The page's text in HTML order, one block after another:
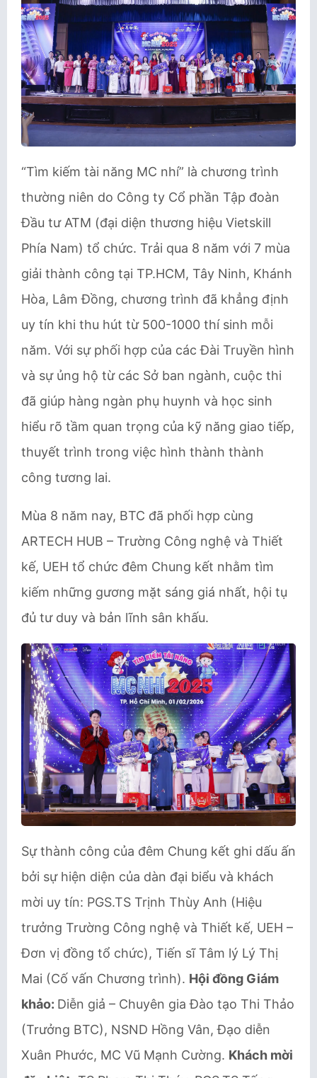
“Tìm kiếm tài năng MC nhí” là chương trình
thường niên do Công ty Cổ phần Tập đoàn
Đầu tư ATM (đại diện thương hiệu Vietskill
Phía Nam) tổ chức. Trải qua 8 năm với 7 mùa
giải thành công tại TP.HCM, Tây Ninh, Khánh
Hòa, Lâm Đồng, chương trình đã khẳng định
uy tín khi thu hút từ 500-1000 thí sinh mỗi
năm. Với sự phối hợp của các Đài Truyền hình
và sự ủng hộ từ các Sở ban ngành, cuộc thi
đã giúp hàng ngàn phụ huynh và học sinh
hiểu rõ tầm quan trọng của kỹ năng giao tiếp,
thuyết trình trong việc hình thành thành
công tương lai.
Mùa 8 năm nay, BTC đã phối hợp cùng
ARTECH HUB – Trường Công nghệ và Thiết
kế, UEH tổ chức đêm Chung kết nhằm tìm
kiếm những gương mặt sáng giá nhất, hội tụ
đủ tư duy và bản lĩnh sân khấu.
Sự thành công của đêm Chung kết ghi dấu ấn
bởi sự hiện diện của dàn đại biểu và khách
mời uy tín: PGS.TS Trịnh Thùy Anh (Hiệu
trưởng Trường Công nghệ và Thiết kế, UEH –
Đơn vị đồng tổ chức), Tiến sĩ Tâm lý Lý Thị
Mai (Cố vấn Chương trình). Hội đồng Giám
khảo: Diễn giả – Chuyên gia Đào tạo Thi Thảo
(Trưởng BTC), NSND Hồng Vân, Đạo diễn
Xuân Phước, MC Vũ Mạnh Cường. Khách mời